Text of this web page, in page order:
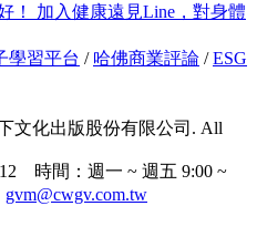
加入健康遠見Line，對身體
學習平台 / 哈佛商業評論 /ESG
文化出版股份有限公司. All
時間：週一 ~ 週五 9:00 ~
gvm@cwgv.com.tw